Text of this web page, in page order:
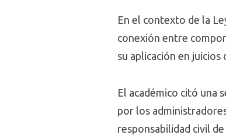
En el contexto de la
conexión entre
su aplicación en
El académico citó una
por los
responsabilidad civil